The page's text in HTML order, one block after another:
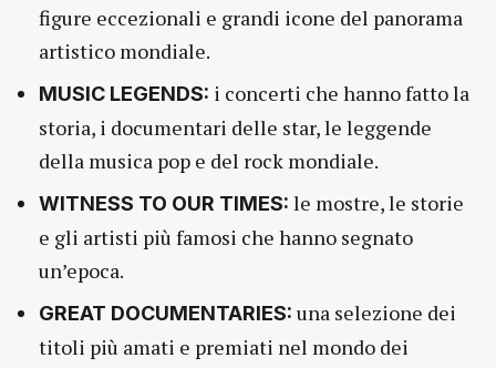
figure eccezionali e grandi icone del panorama
artistico mondiale.
MUSIC LEGENDS: i concerti che hanno fatto la
storia, i documentari delle star, le leggende
della musica pop e del rock mondiale.
WITNESS TO OUR TIMES: le mostre, le storie
e gli artisti più famosi che hanno segnato
un’epoca.
GREAT DOCUMENTARIES: una selezione dei
titoli più amati e premiati nel mondo dei